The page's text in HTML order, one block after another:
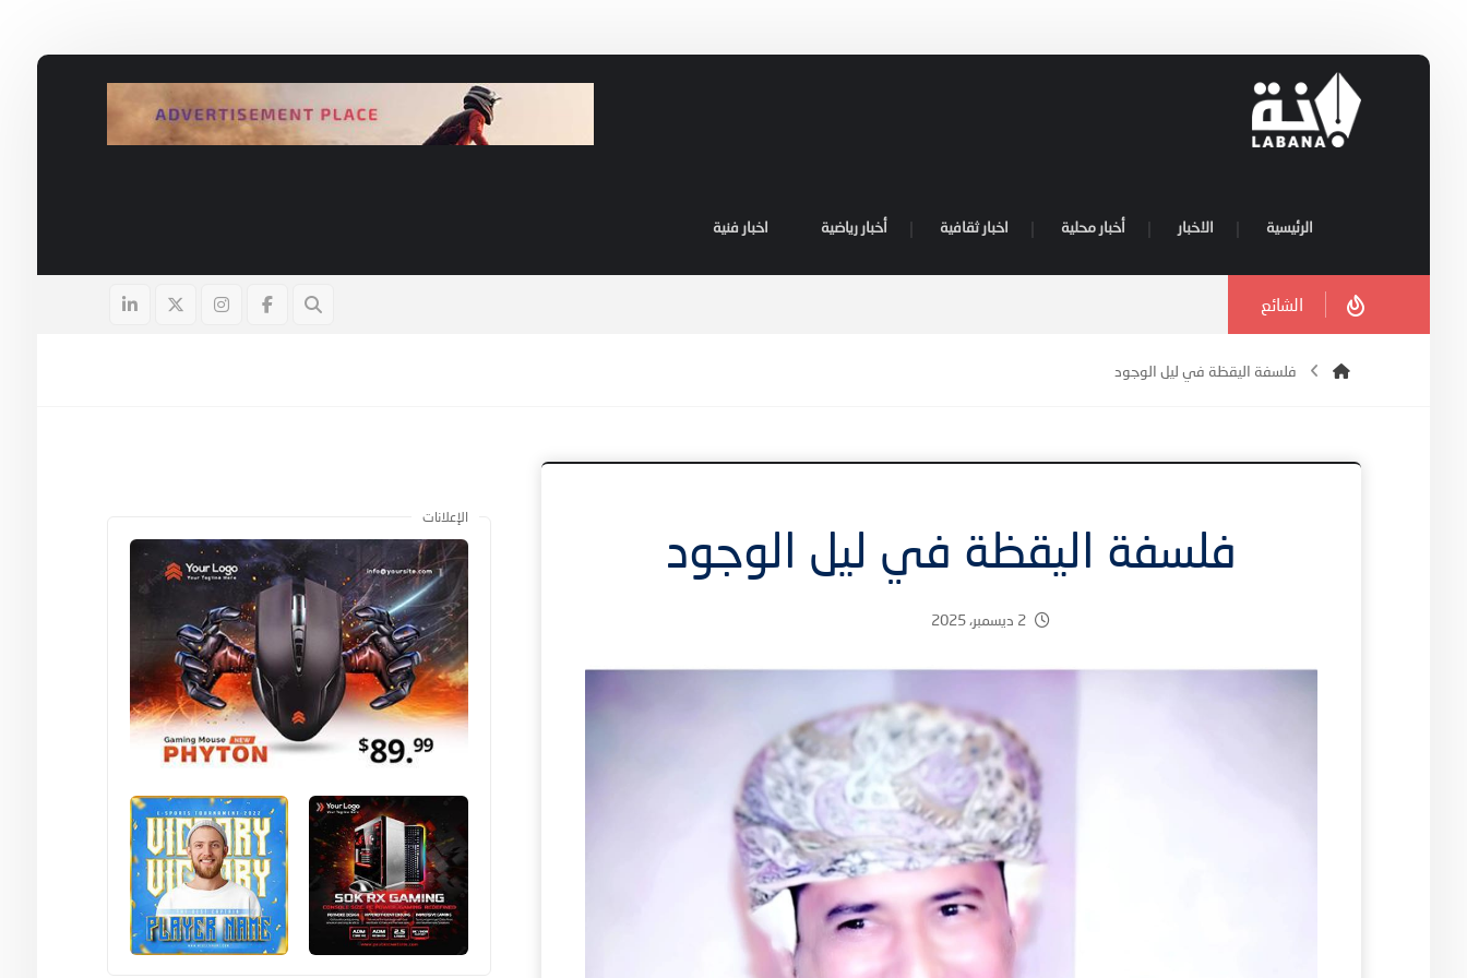
الرئيسية الاخبار أخبار محلية اخبار ثقافية أخبار رياضية اخبار فنية
الشائع
فلسفة اليقظة في ليل الوجود
فلسفة اليقظة في ليل الوجود
2 ديسمبر، 2025
الإعلانات